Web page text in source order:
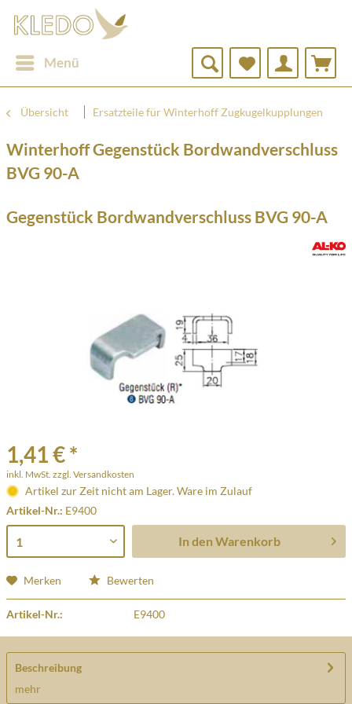
Menü
Übersicht Ersatzteile für Winterhoff Zugkugelkupplungen
Winterhoff Gegenstück Bordwandverschluss
BVG 90-A
Gegenstück Bordwandverschluss BVG 90-A
1,41 € *
inkl. MwSt. zzgl. Versandkosten
Artikel zur Zeit nicht am Lager. Ware im Zulauf
Artikel-Nr.: E9400
In den Warenkorb
Merken Bewerten
Artikel-Nr.: E9400
Beschreibung
mehr